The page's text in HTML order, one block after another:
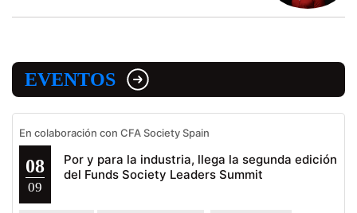
EVENTOS
En colaboración con CFA Society Spain
08
09
Por y para la industria, llega la segunda edición
del Funds Society Leaders Summit